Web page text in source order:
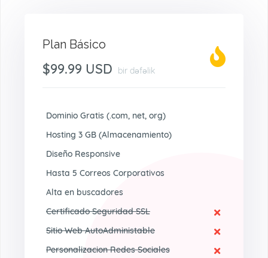
Plan Básico
$99.99 USD bir dəfəlik
Dominio Gratis (.com, net, org)
Hosting 3 GB (Almacenamiento)
Diseño Responsive
Hasta 5 Correos Corporativos
Alta en buscadores
Certificado Seguridad SSL
Sitio Web AutoAdministable
Personalizacion Redes Sociales